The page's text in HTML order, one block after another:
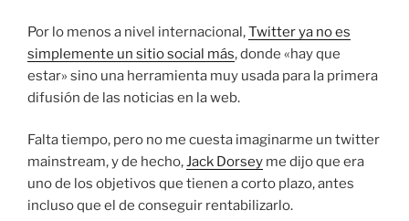
Por lo menos a nivel internacional,Twitter ya no es
simplemente un sitio social más, donde «hay que
estar» sino una herramienta muy usada para la primera
difusión de las noticias en la web.
Falta tiempo, pero no me cuesta imaginarme un twitter
mainstream, y de hecho,Jack Dorsey me dijo que era
uno de los objetivos que tienen a corto plazo, antes
incluso que el de conseguir rentabilizarlo.